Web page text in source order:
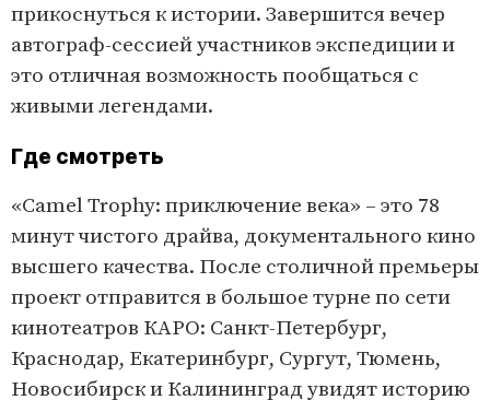
прикоснуться к истории. Завершится вечер
автограф-сессией участников экспедиции и
это отличная возможность пообщаться с
живыми легендами.
Где смотреть
«Camel Trophy: приключение века» – это 78
минут чистого драйва, документального кино
высшего качества. После столичной премьеры
проект отправится в большое турне по сети
кинотеатров КАРО: Санкт-Петербург,
Краснодар, Екатеринбург, Сургут, Тюмень,
Новосибирск и Калининград увидят историю